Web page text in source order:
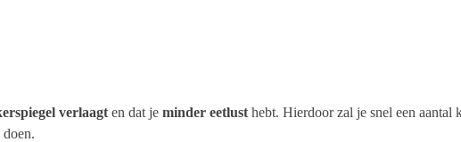
verlaagt en dat je minder eetlust hebt. Hierdoor zal je snel een aantal